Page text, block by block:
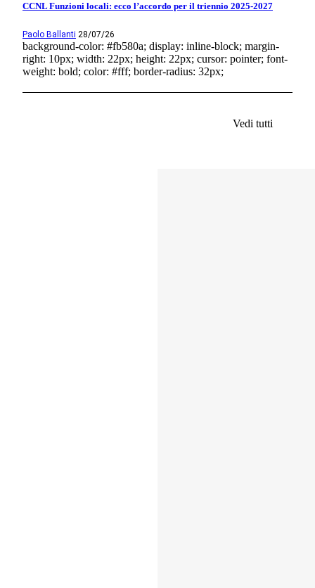
CCNL Funzioni locali: ecco l’accordo per il triennio 2025-2027
Paolo Ballanti 28/07/26
background-color: #fb580a; display: inline-block; margin-
right: 10px; width: 22px; height: 22px; cursor: pointer; font-
weight: bold; color: #fff; border-radius: 32px;
Vedi tutti